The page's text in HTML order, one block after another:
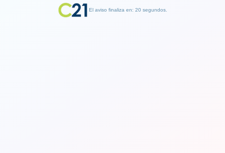
El aviso finaliza en: 19 segundos.